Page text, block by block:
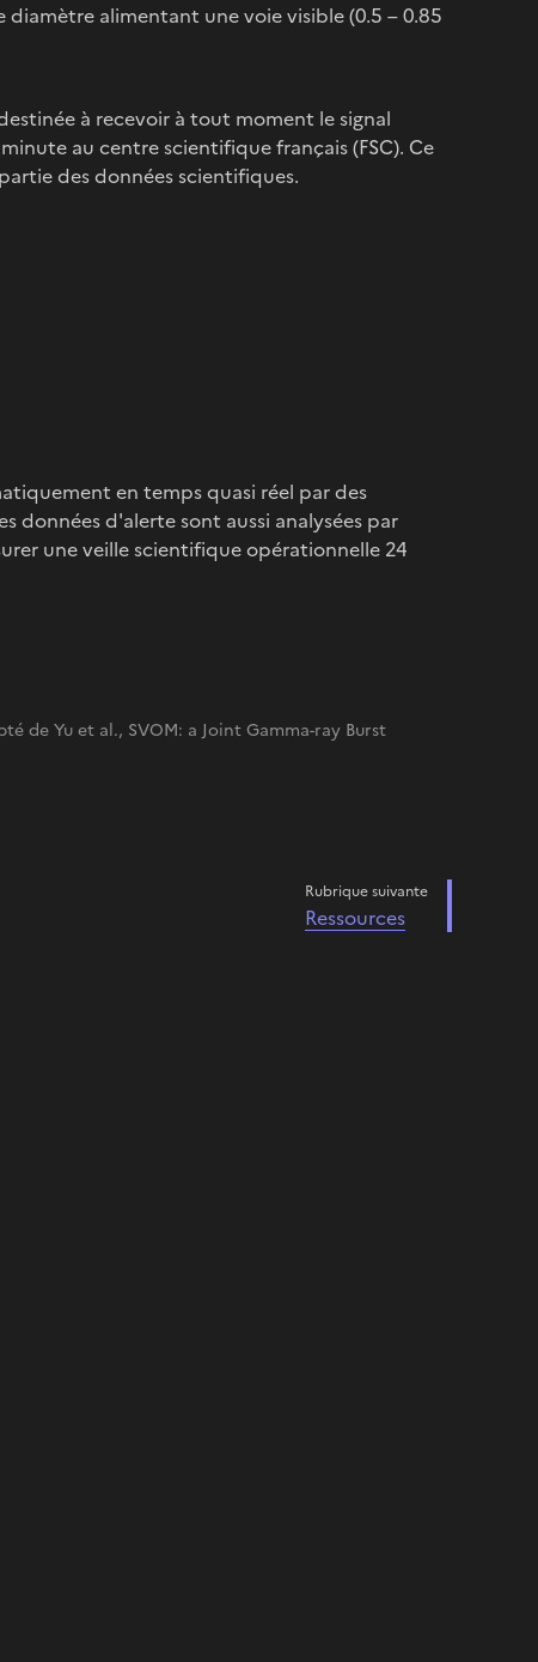
diamètre alimentant une voie visible (0.5 – 0.85
à recevoir à tout moment le signal
au centre scientifique français (FSC). Ce
des données scientifiques.
en temps quasi réel par des
données d'alerte sont aussi analysées par
une veille scientifique opérationnelle 24
de Yu et al., SVOM: a Joint Gamma-ray Burst
Rubrique suivante
Ressources